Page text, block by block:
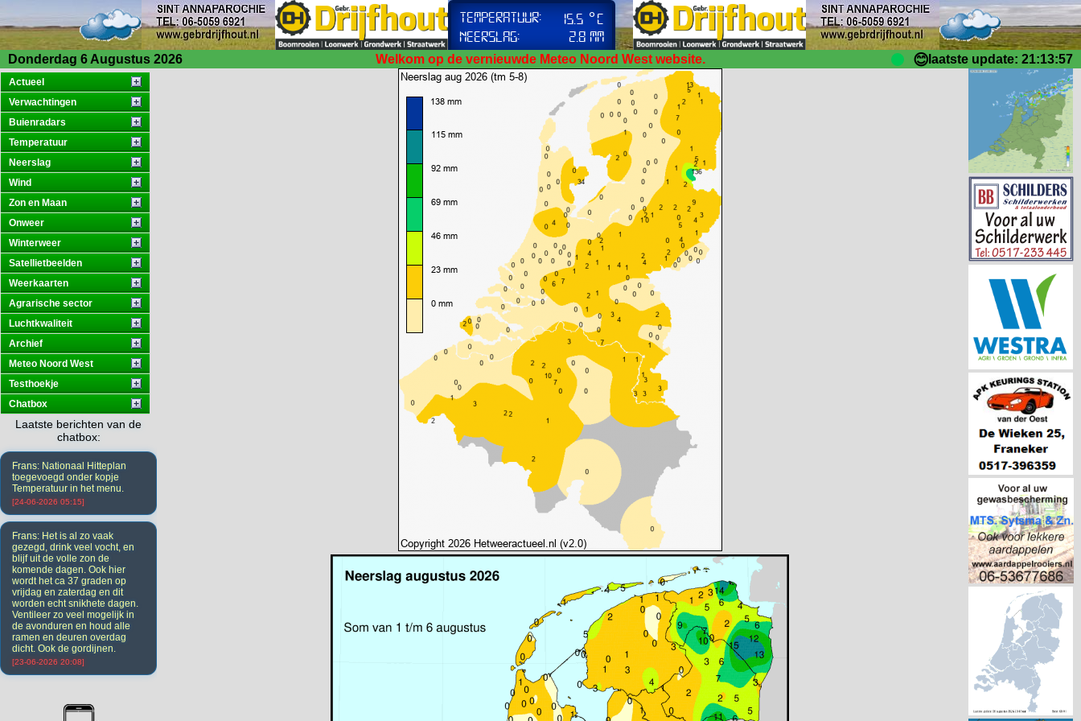
Donderdag 6 Augustus 2026 Welkom op de vernieuwde Meteo Noord West website. 😊 laatste update: 21:13:57
Actueel
Verwachtingen
Buienradars
Temperatuur
Neerslag
Wind
Zon en Maan
Onweer
Winterweer
Satellietbeelden
Weerkaarten
Agrarische sector
Luchtkwaliteit
Archief
Meteo Noord West
Testhoekje
Chatbox
Laatste berichten van de
chatbox:
Frans: Nationaal Hitteplan
toegevoegd onder kopje
Temperatuur in het menu.
[24-06-2026 05:15]
Frans: Het is al zo vaak
gezegd, drink veel vocht, en
blijf uit de volle zon de
komende dagen. Ook hier
wordt het ca 37 graden op
vrijdag en zaterdag en dit
worden echt snikhete dagen.
Ventileer zo veel mogelijk in
de avonduren en houd alle
ramen en deuren overdag
dicht. Ook de gordijnen.
[23-06-2026 20:08]